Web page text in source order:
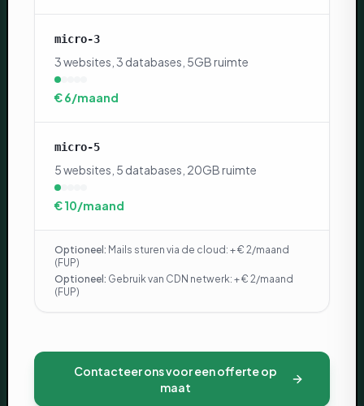
micro-3
3 websites, 3 databases, 5GB ruimte
€ 6/maand
micro-5
5 websites, 5 databases, 20GB ruimte
€ 10/maand
Optioneel : Mails sturen via de cloud: + € 2/maand
(FUP)
Optioneel : Gebruik van CDN netwerk: + € 2/maand
(FUP)
Contacteer ons voor een offerte op
maat